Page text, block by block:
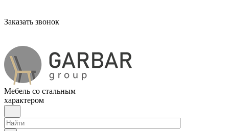
Заказать звонок
Мебель со стальным
характером